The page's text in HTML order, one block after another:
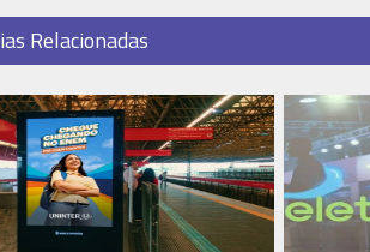
Relacionadas